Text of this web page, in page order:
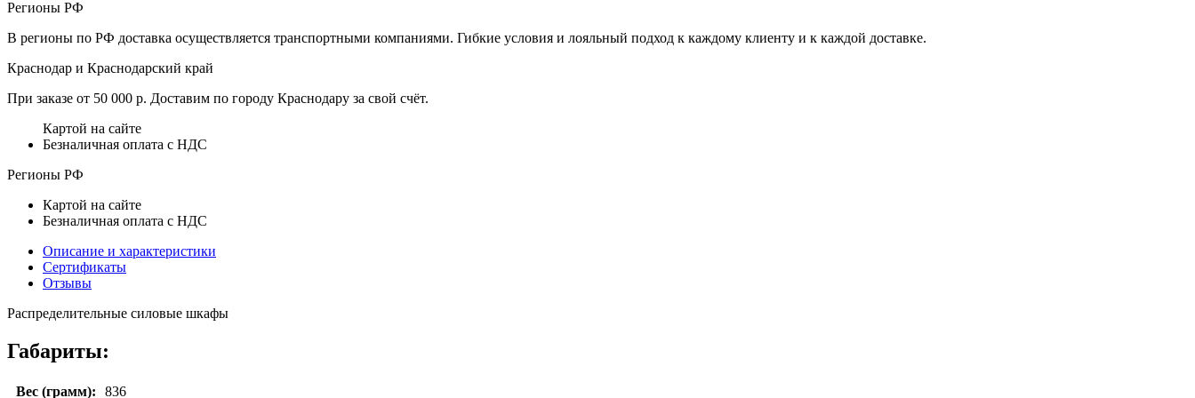
Регионы РФ
В регионы по РФ доставка осуществляется транспортными компаниями. Гибкие условия и лояльный подход к каждому клиенту и к каждой доставке.
Краснодар и Краснодарский край
При заказе от 50 000 р. Доставим по городу Краснодару за свой счёт.
Картой на сайте
Безналичная оплата с НДС
Регионы РФ
Картой на сайте
Безналичная оплата с НДС
Описание и характеристики
Сертификаты
Отзывы
Распределительные силовые шкафы
Габариты:
Вес (грамм):
836